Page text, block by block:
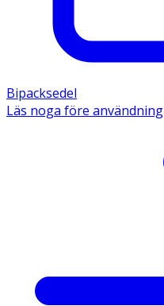
Bipacksedel
Läs noga före användning